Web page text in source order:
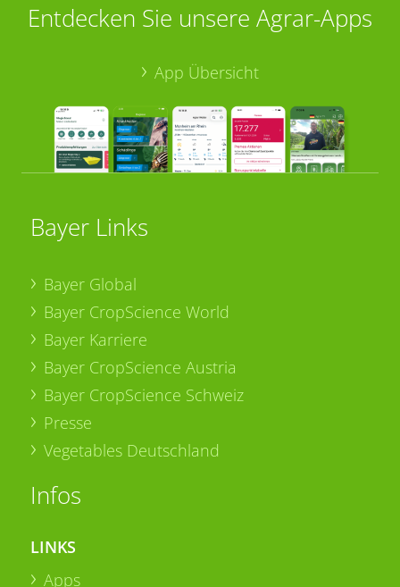
Entdecken Sie unsere Agrar-Apps
App Übersicht
Bayer Links
Bayer Global
Bayer CropScience World
Bayer Karriere
Bayer CropScience Austria
Bayer CropScience Schweiz
Presse
Vegetables Deutschland
Infos
LINKS
Apps